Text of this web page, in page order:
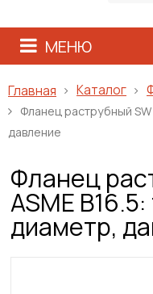
МЕНЮ
Главная Каталог
Фланец раструбный
давление
Фланец
ASME
диаметр,